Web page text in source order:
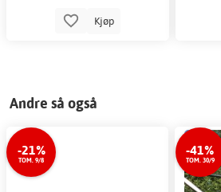
Kjøp
Andre så også
-21%
TOM. 9/8
-41%
TOM. 30/9